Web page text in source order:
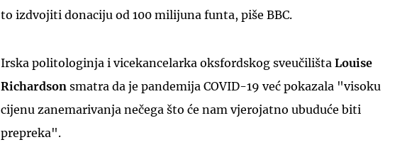
to izdvojiti donaciju od 100 milijuna funta, piše BBC.
Irska politologinja i vicekancelarka oksfordskog sveučilišta Louise
Richardson smatra da je pandemija COVID-19 već pokazala "visoku
cijenu zanemarivanja nečega što će nam vjerojatno ubuduće biti
prepreka".
UKLJUČITE NOTIFIKACIJE